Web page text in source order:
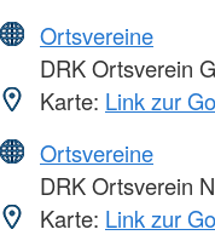
Ortsvereine
DRK Ortsverein
Karte: Link zur
Ortsvereine
DRK Ortsverein
Karte: Link zur